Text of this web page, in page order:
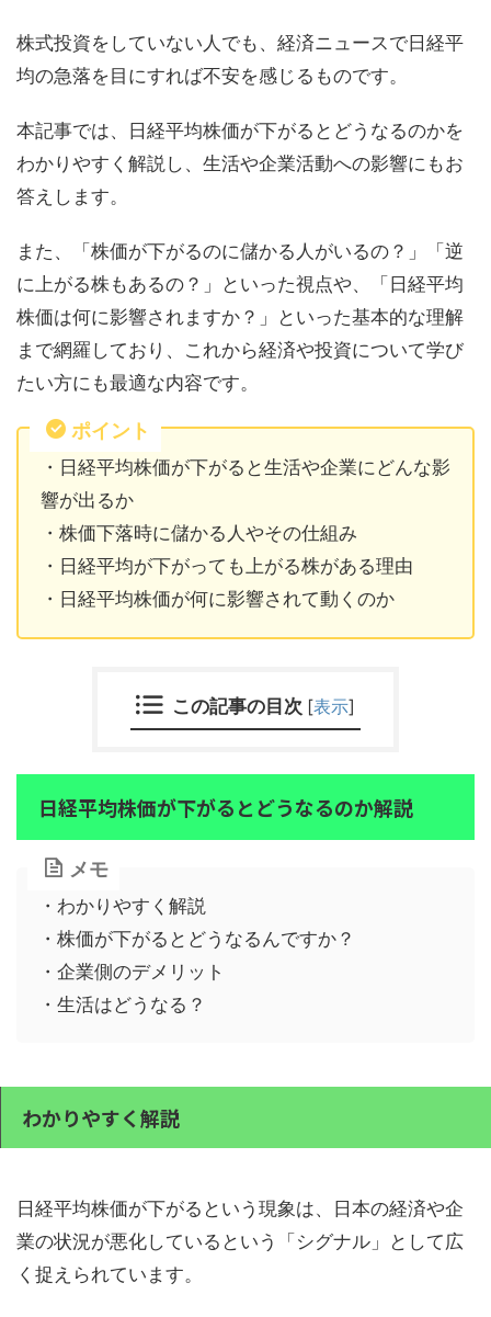
株式投資をしていない人でも、経済ニュースで日経平
均の急落を目にすれば不安を感じるものです。
本記事では、日経平均株価が下がるとどうなるのかを
わかりやすく解説し、生活や企業活動への影響にもお
答えします。
また、「株価が下がるのに儲かる人がいるの？」「逆
に上がる株もあるの？」といった視点や、「日経平均
株価は何に影響されますか？」といった基本的な理解
まで網羅しており、これから経済や投資について学び
たい方にも最適な内容です。
ポイント
・日経平均株価が下がると生活や企業にどんな影
響が出るか
・株価下落時に儲かる人やその仕組み
・日経平均が下がっても上がる株がある理由
・日経平均株価が何に影響されて動くのか
この記事の目次 [表示]
日経平均株価が下がるとどうなるのか解説
メモ
・わかりやすく解説
・株価が下がるとどうなるんですか？
・企業側のデメリット
・生活はどうなる？
わかりやすく解説
日経平均株価が下がるという現象は、日本の経済や企
業の状況が悪化しているという「シグナル」として広
く捉えられています。